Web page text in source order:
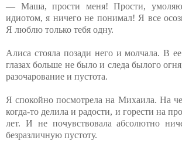
— Маша, прости меня! Прости,
идиотом, я ничего не понимал! Я все
Я люблю только тебя одну.
Алиса стояла позади него и молчала. В
глазах больше не было и следа былого
разочарование и пустота.
Я спокойно посмотрела на Михаила. На
когда-то делила и радости, и горести на
лет. И не почувствовала абсолютно
безразличную пустоту.